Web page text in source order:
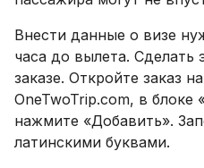
Внести данные о визе
часа до вылета.
заказе. Откройте заказ
OneTwoTrip.com, в
нажмите «Добавить».
латинскими буквами.